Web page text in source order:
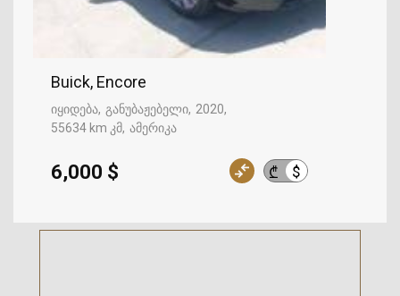
Buick, Encore
იყიდება განუბაჟებელი 2020
55634 km კმ ამერიკა
₾ $
6,000 $